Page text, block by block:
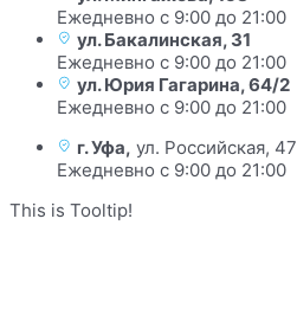
Ежедневно с 9:00 до 21:00
ул. Бакалинская, 31
Ежедневно с 9:00 до 21:00
ул. Юрия Гагарина, 64/2
Ежедневно с 9:00 до 21:00
г. Уфа, ул. Российская, 47
Ежедневно с 9:00 до 21:00
This is Tooltip!